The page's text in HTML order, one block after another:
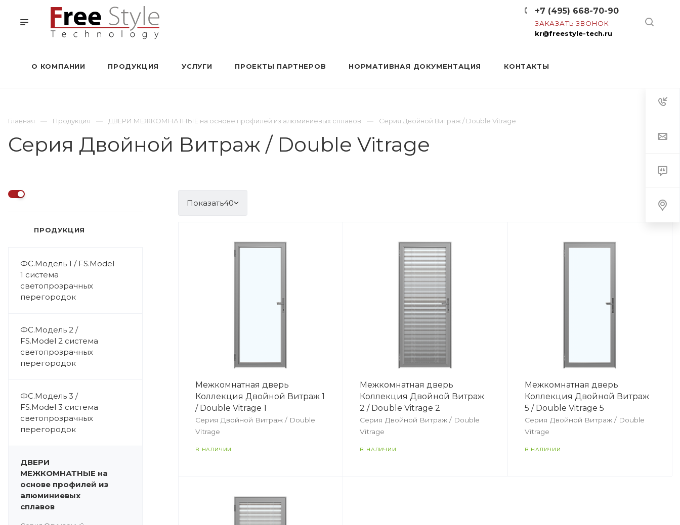
+7 (495) 668-70-90
ЗАКАЗАТЬ ЗВОНОК
kr@freestyle-tech.ru
О КОМПАНИИ ПРОДУКЦИЯ УСЛУГИ ПРОЕКТЫ ПАРТНЕРОВ НОРМАТИВНАЯ ДОКУМЕНТАЦИЯ КОНТАКТЫ
Главная Продукция ДВЕРИ МЕЖКОМНАТНЫЕ на основе профилей из алюминиевых сплавов Серия Двойной Витраж / Double Vitrage
Серия Двойной Витраж / Double Vitrage
ПРОДУКЦИЯ
ФС.Модель 1 / FS.Model
1 система
светопрозрачных
перегородок
ФС.Модель 2 /
FS.Model 2 система
светопрозрачных
перегородок
ФС.Модель 3 /
FS.Model 3 система
светопрозрачных
перегородок
ДВЕРИ
МЕЖКОМНАТНЫЕ на
основе профилей из
алюминиевых
сплавов
Показать40
Межкомнатная дверь
Коллекция Двойной Витраж 1
/ Double Vitrage 1
Серия Двойной Витраж / Double
Vitrage
В НАЛИЧИИ
Межкомнатная дверь
Коллекция Двойной Витраж
2 / Double Vitrage 2
Серия Двойной Витраж / Double
Vitrage
В НАЛИЧИИ
Межкомнатная дверь
Коллекция Двойной Витраж
5 / Double Vitrage 5
Серия Двойной Витраж / Double
Vitrage
В НАЛИЧИИ